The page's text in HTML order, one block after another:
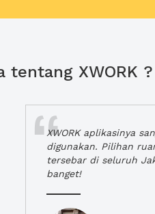
tentang XWORK ?
XWORK aplikasinya
digunakan. Pilihan
tersebar di seluruh
banget!